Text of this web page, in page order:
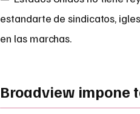
estandarte de sindicatos,
en las marchas.
Broadview impone